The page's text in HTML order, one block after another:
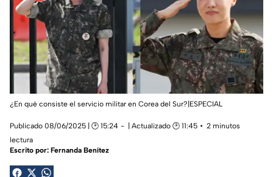
¿En qué consiste el servicio militar en Corea del Sur?|ESPECIAL
Publicado 08/06/2025 | 🕑 15:24 | Actualizado 🕑 11:45
2 minutos
lectura
Escrito por: Fernanda Benítez